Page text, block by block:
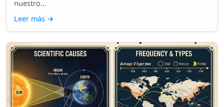
nuestro...
Leer más →